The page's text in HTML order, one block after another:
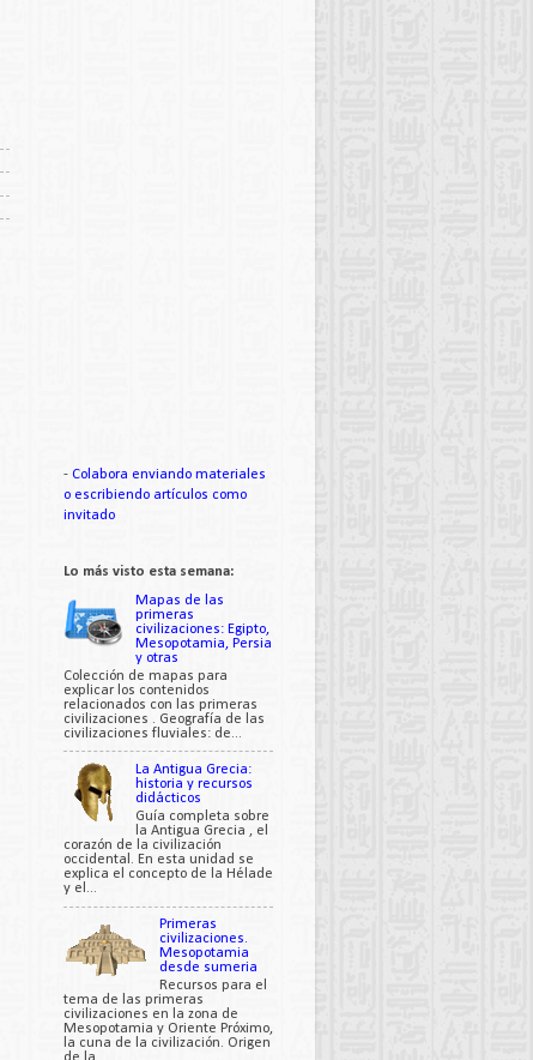
- Colabora enviando materiales
o escribiendo artículos como
invitado
Lo más visto esta semana:
Mapas de las
primeras
civilizaciones: Egipto,
Mesopotamia, Persia
y otras
Colección de mapas para
explicar los contenidos
relacionados con las primeras
civilizaciones . Geografía de las
civilizaciones fluviales: de...
La Antigua Grecia:
historia y recursos
didácticos
Guía completa sobre
la Antigua Grecia , el
corazón de la civilización
occidental. En esta unidad se
explica el concepto de la Hélade
y el...
Primeras
civilizaciones.
Mesopotamia
desde sumeria
Recursos para el
tema de las primeras
civilizaciones en la zona de
Mesopotamia y Oriente Próximo,
la cuna de la civilización. Origen